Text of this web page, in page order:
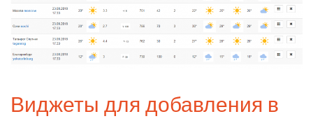
Виджеты для добавления в